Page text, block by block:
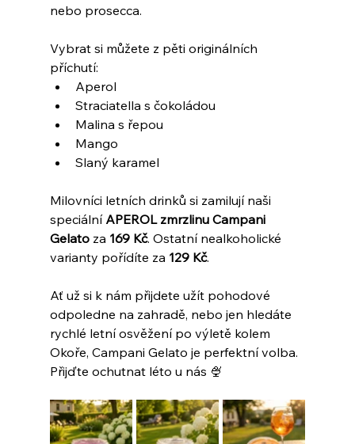
nebo prosecca.
Vybrat si můžete z pěti originálních
příchutí:
Aperol
Straciatella s čokoládou
Malina s řepou
Mango
Slaný karamel
Milovníci letních drinků si zamilují naši
speciální APEROL zmrzlinu Campani
Gelato za 169 Kč. Ostatní nealkoholické
varianty pořídíte za 129 Kč.
Ať už si k nám přijdete užít pohodové
odpoledne na zahradě, nebo jen hledáte
rychlé letní osvěžení po výletě kolem
Okoře, Campani Gelato je perfektní volba.
Přijďte ochutnat léto u nás 🍨